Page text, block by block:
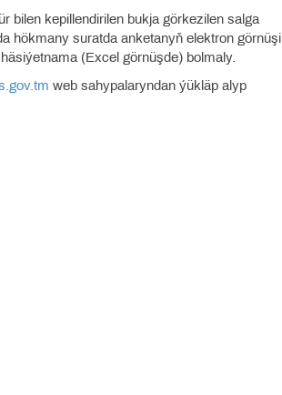
bilen kepillendirilen bukja görkezilen salga
hökmany suratda anketanyň elektron görnüşi,
(Excel görnüşde) bolmaly.
web sahypalaryndan ýükläp alyp